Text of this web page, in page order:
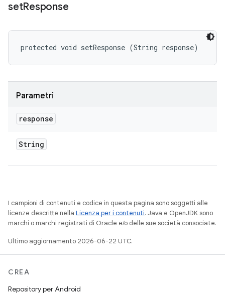
setResponse
protected void setResponse (String response)
Parametri
response
String
I campioni di contenuti e codice in questa pagina sono soggetti alle
licenze descritte nella Licenza per i contenuti. Java e OpenJDK sono
marchi o marchi registrati di Oracle e/o delle sue società consociate.
Ultimo aggiornamento 2026-06-22 UTC.
CREA
Repository per Android